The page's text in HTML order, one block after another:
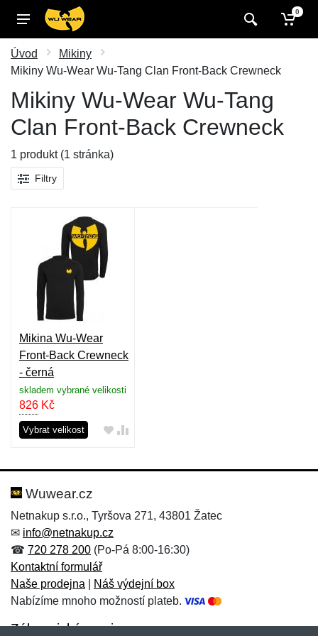
0
Úvod
Mikiny
Mikiny Wu-Wear Wu-Tang Clan Front-Back Crewneck
Mikiny Wu-Wear Wu-Tang
Clan Front-Back Crewneck
1 produkt (1 stránka)
Filtry
Mikina Wu-Wear
Front-Back Crewneck
- černá
skladem vybrané velikosti
826 Kč
Vybrat velikost
Wuwear.cz
Netnakup s.r.o., Tyršova 271, 43801 Žatec
✉ info@netnakup.cz
☎ 720 278 200 (Po-Pá 8:00-16:30)
Kontaktní formulář
Naše prodejna
Náš výdejní box
Nabízíme mnoho možností plateb.
Zákaznický servis